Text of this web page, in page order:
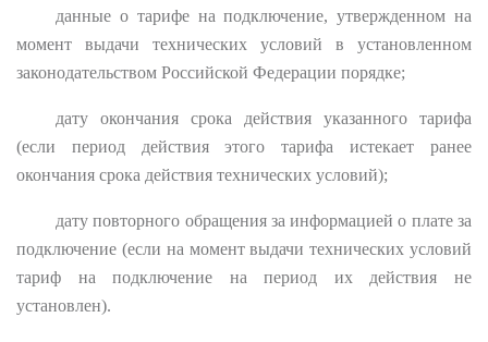
данные о тарифе на подключение, утвержденном на
момент выдачи технических условий в установленном
законодательством Российской Федерации порядке;
дату окончания срока действия указанного тарифа
(если период действия этого тарифа истекает ранее
окончания срока действия технических условий);
дату повторного обращения за информацией о плате за
подключение (если на момент выдачи технических условий
тариф на подключение на период их действия не
установлен).